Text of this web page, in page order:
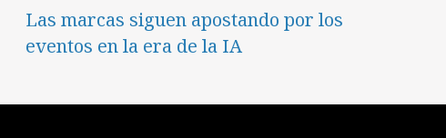
Las marcas siguen apostando por los
eventos en la era de la IA